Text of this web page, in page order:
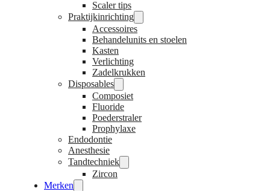
Scaler tips
Praktijkinrichting
Accessoires
Behandelunits en stoelen
Kasten
Verlichting
Zadelkrukken
Disposables
Composiet
Fluoride
Poederstraler
Prophylaxe
Endodontie
Anesthesie
Tandtechniek
Zircon
Merken